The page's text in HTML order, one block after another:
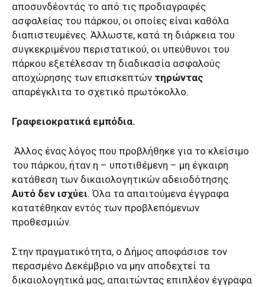
αποσυνδέοντάς το από τις προδιαγραφές
ασφαλείας του πάρκου, οι οποίες είναι καθόλα
διαπιστευμένες. Άλλωστε, κατά τη διάρκεια του
συγκεκριμένου περιστατικού, οι υπεύθυνοι του
πάρκου εξετέλεσαν τη διαδικασία ασφαλούς
αποχώρησης των επισκεπτών τηρώντας
απαρέγκλιτα το σχετικό πρωτόκολλο.
Γραφειοκρατικά εμπόδια.
Άλλος ένας λόγος που προβλήθηκε για το κλείσιμο
του πάρκου, ήταν η – υποτιθέμενη – μη έγκαιρη
κατάθεση των δικαιολογητικών αδειοδότησης.
Αυτό δεν ισχύει. Όλα τα απαιτούμενα έγγραφα
κατατέθηκαν εντός των προβλεπόμενων
προθεσμιών.
Στην πραγματικότητα, ο Δήμος αποφάσισε τον
περασμένο Δεκέμβριο να μην αποδεχτεί τα
δικαιολογητικά μας, απαιτώντας επιπλέον έγγραφα